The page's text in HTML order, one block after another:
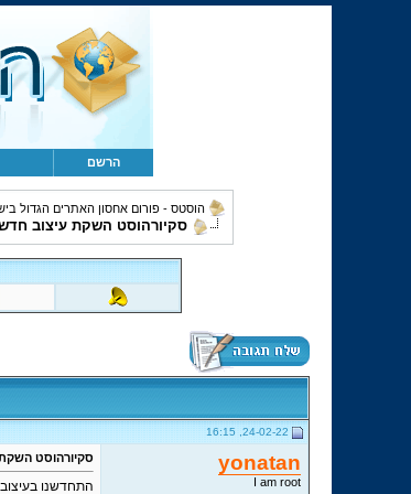
הרשם
הוסטס - פורום אחסון האתרים הגדול
סקיורהוסט השקת עיצוב
yonatan
I am root
סקיורהוסט
התחדשנו